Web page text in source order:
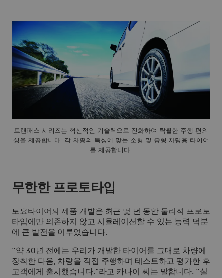
트랜패스 시리즈는 혁신적인 기술력으로 진화하여 탁월한 주행 편의
성을 제공합니다. 각 차종의 특성에 맞는 소형 및 중형 차량용 타이어
를 제공합니다.
무한한 프로토타입
토요타이어의 제품 개발은 최근 몇 년 동안 물리적 프로토
타입에만 의존하지 않고 시뮬레이션할 수 있는 능력 덕분
에 큰 발전을 이루었습니다.
“약 30년 전에는 우리가 개발한 타이어를 그대로 차량에
장착한 다음, 차량을 직접 주행하며 테스트하고 평가한 후
고객에게 출시했습니다."라고 카나이 씨는 말합니다. “실